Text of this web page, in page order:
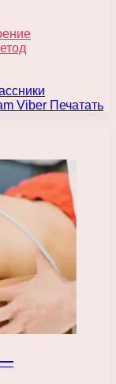
Viber Печатать
—